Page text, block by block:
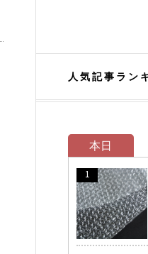
人気記事ラン
本日